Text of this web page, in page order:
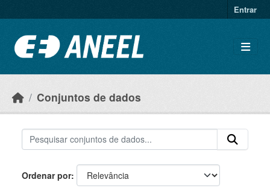
Entrar
Conjuntos de dados
Ordenar por